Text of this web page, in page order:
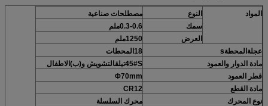
المواد النوع
مصطلحات صناعية
سمك
0.3-0.6ملم
العرض
1250ملم
عجلةالمحطةs
18المحطات
مادة الدوار والعمود
45#S تيلقالتشويش و(ب)الاطفال
قطر العمود
Φ70mm
مادة القطع
CR12
نوع المحرك
محرك السلسلة